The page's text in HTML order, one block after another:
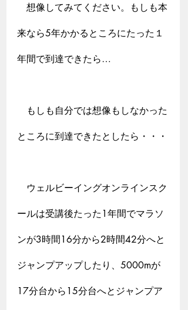
想像してみてください。もしも本
来なら5年かかるところにたった１
年間で到達できたら…
もしも自分では想像もしなかった
ところに到達できたとしたら・・・
ウェルビーイングオンラインスク
ールは受講後たった1年間でマラソ
ンが3時間16分から2時間42分へと
ジャンプアップしたり、5000mが
17分台から15分台へとジャンプア